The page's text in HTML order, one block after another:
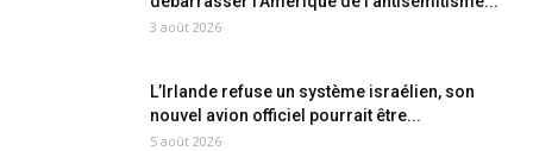
3 août 2026
L’Irlande refuse un système israélien, son
nouvel avion officiel pourrait être...
5 août 2026